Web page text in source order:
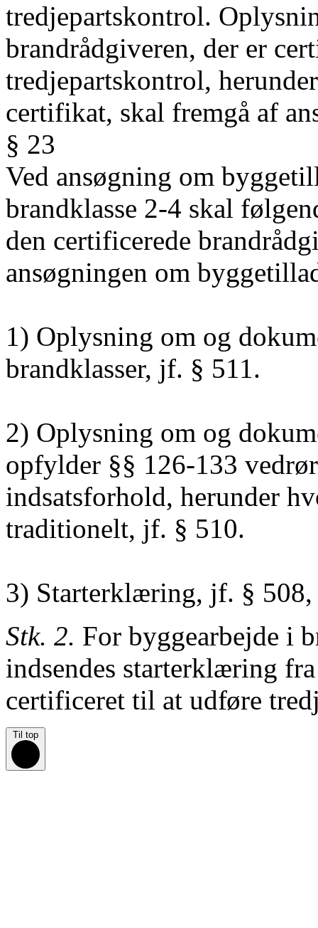
tredjepartskontrol.
brandrådgiveren, der er
tredjepartskontrol,
certifikat, skal fremgå af
§ 23
Ved ansøgning om
brandklasse 2-4 skal
den certificerede
ansøgningen om
1) Oplysning om og
brandklasser, jf. § 511.
2) Oplysning om og
opfylder §§ 126-133
indsatsforhold, herunder
traditionelt, jf. § 510.
3) Starterklæring, jf. § 508,
Stk. 2. For byggearbejde i
indsendes starterklæring
certificeret til at udføre
Til top